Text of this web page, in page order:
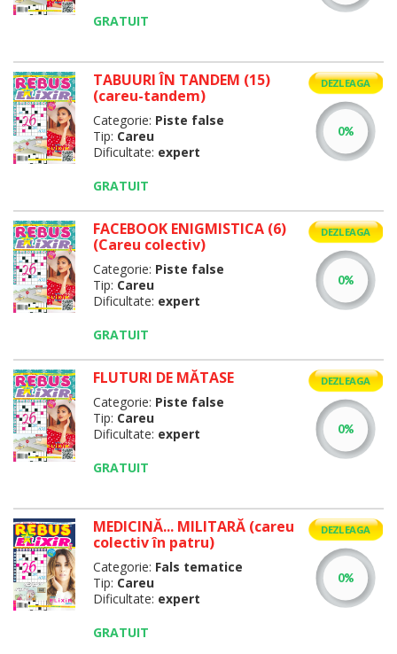
GRATUIT
TABUURI ÎN TANDEM (15)
(careu-tandem)
Categorie: Piste false
Tip: Careu
Dificultate: expert
GRATUIT
DEZLEAGA
FACEBOOK ENIGMISTICA (6)
(Careu colectiv)
Categorie: Piste false
Tip: Careu
Dificultate: expert
GRATUIT
DEZLEAGA
FLUTURI DE MĂTASE
Categorie: Piste false
Tip: Careu
Dificultate: expert
GRATUIT
DEZLEAGA
MEDICINĂ... MILITARĂ (careu
colectiv în patru)
Categorie: Fals tematice
Tip: Careu
Dificultate: expert
GRATUIT
DEZLEAGA